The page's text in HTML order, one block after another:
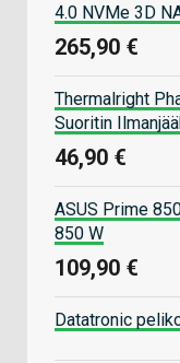
4.0 NVMe 3D
265,90 €
Thermalright
Suoritin
46,90 €
ASUS Prime
850 W
109,90 €
Datatronic